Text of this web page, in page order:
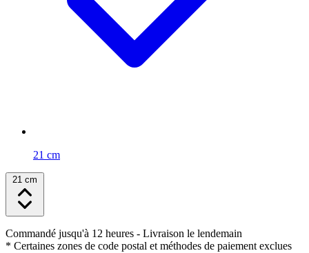
21 cm
21 cm
Commandé jusqu'à 12 heures - Livraison le lendemain
* Certaines zones de code postal et méthodes de paiement exclues